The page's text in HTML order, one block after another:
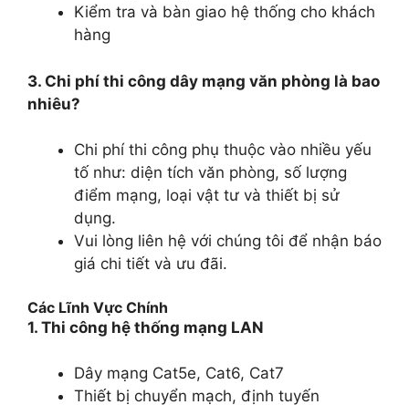
Kiểm tra và bàn giao hệ thống cho khách
hàng
3. Chi phí thi công dây mạng văn phòng là bao
nhiêu?
Chi phí thi công phụ thuộc vào nhiều yếu
tố như: diện tích văn phòng, số lượng
điểm mạng, loại vật tư và thiết bị sử
dụng.
Vui lòng liên hệ với chúng tôi để nhận báo
giá chi tiết và ưu đãi.
Các Lĩnh Vực Chính
1. Thi công hệ thống mạng LAN
Dây mạng Cat5e, Cat6, Cat7
Thiết bị chuyển mạch, định tuyến